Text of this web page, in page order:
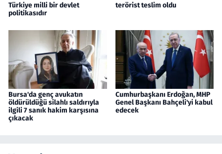
Türkiye milli bir devlet
politikasıdır
terörist teslim oldu
Bursa'da genç avukatın
öldürüldüğü silahlı saldırıyla
ilgili 7 sanık hakim karşısına
çıkacak
Cumhurbaşkanı Erdoğan, MHP
Genel Başkanı Bahçeli'yi kabul
edecek